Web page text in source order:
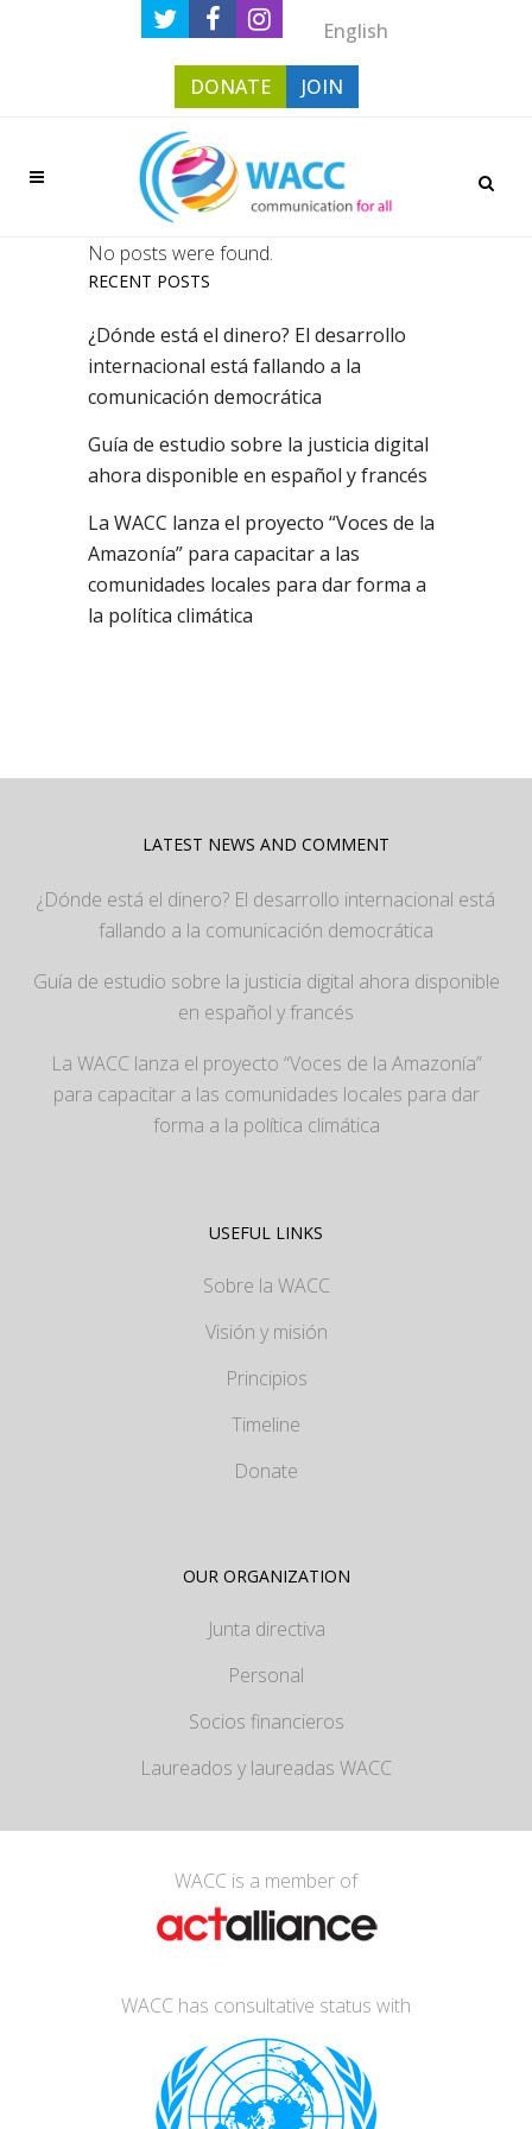
English
DONATE JOIN
No posts were found.
RECENT POSTS
¿Dónde está el dinero? El desarrollo
internacional está fallando a la
comunicación democrática
Guía de estudio sobre la justicia digital
ahora disponible en español y francés
La WACC lanza el proyecto “Voces de la
Amazonía” para capacitar a las
comunidades locales para dar forma a
la política climática
LATEST NEWS AND COMMENT
¿Dónde está el dinero? El desarrollo internacional está
fallando a la comunicación democrática
Guía de estudio sobre la justicia digital ahora disponible
en español y francés
La WACC lanza el proyecto “Voces de la Amazonía”
para capacitar a las comunidades locales para dar
forma a la política climática
USEFUL LINKS
Sobre la WACC
Visión y misión
Principios
Timeline
Donate
OUR ORGANIZATION
Junta directiva
Personal
Socios financieros
Laureados y laureadas WACC
WACC is a member of
WACC has consultative status with